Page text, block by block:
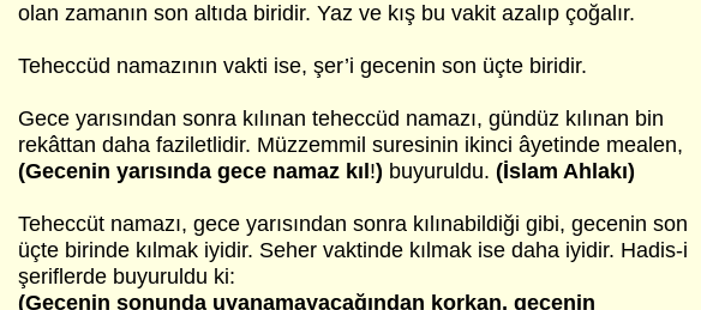
olan zamanın son altıda biridir. Yaz ve kış bu vakit azalıp çoğalır.
Teheccüd namazının vakti ise, şer’i gecenin son üçte biridir.
Gece yarısından sonra kılınan teheccüd namazı, gündüz kılınan bin
rekâttan daha faziletlidir. Müzzemmil suresinin ikinci âyetinde mealen,
(Gecenin yarısında gece namaz kıl !) buyuruldu. (İslam Ahlakı)
Teheccüt namazı, gece yarısından sonra kılınabildiği gibi, gecenin son
üçte birinde kılmak iyidir. Seher vaktinde kılmak ise daha iyidir. Hadis-i
şeriflerde buyuruldu ki:
(Gecenin sonunda uyanamayacağından korkan, gecenin